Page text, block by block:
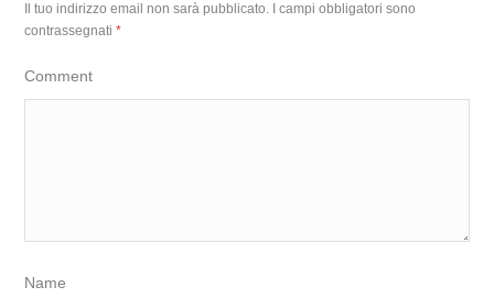
Il tuo indirizzo email non sarà pubblicato.
I campi obbligatori sono
contrassegnati*
Comment
Name